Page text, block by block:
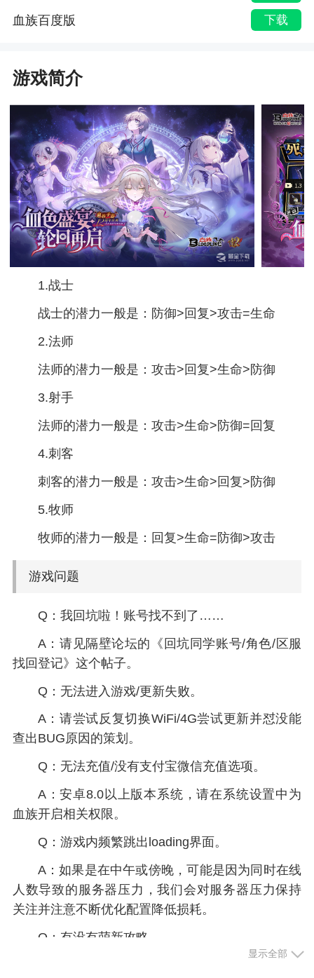
血族百度版 下载
游戏简介
1.战士
战士的潜力一般是：防御>回复>攻击=生命
2.法师
法师的潜力一般是：攻击>回复>生命>防御
3.射手
法师的潜力一般是：攻击>生命>防御=回复
4.刺客
刺客的潜力一般是：攻击>生命>回复>防御
5.牧师
牧师的潜力一般是：回复>生命=防御>攻击
游戏问题
Q：我回坑啦！账号找不到了……
A：请见隔壁论坛的《回坑同学账号/角色/区服
找回登记》这个帖子。
Q：无法进入游戏/更新失败。
A：请尝试反复切换WiFi/4G尝试更新并怼没能
查出BUG原因的策划。
Q：无法充值/没有支付宝微信充值选项。
A：安卓8.0以上版本系统，请在系统设置中为
血族开启相关权限。
Q：游戏内频繁跳出loading界面。
A：如果是在中午或傍晚，可能是因为同时在线
人数导致的服务器压力，我们会对服务器压力保持
关注并注意不断优化配置降低损耗。
Q：有没有萌新攻略。
显示全部